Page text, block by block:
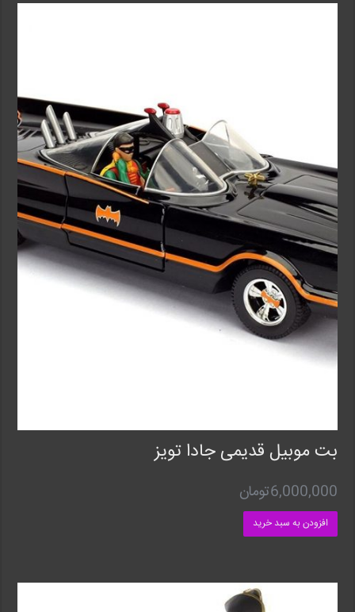
بت موبیل قدیمی جادا تویز
6,000,000تومان
افزودن به سبد خرید